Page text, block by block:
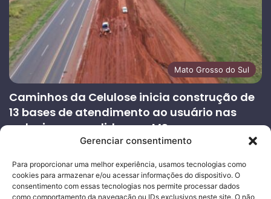
Gerenciar consentimento
Para proporcionar uma melhor experiência, usamos tecnologias como
cookies para armazenar e/ou acessar informações do dispositivo. O
consentimento com essas tecnologias nos permite processar dados
como comportamento da navegação ou IDs exclusivos neste site. O não
Mato Grosso do Sul
Caminhos da Celulose inicia construção de
13 bases de atendimento ao usuário nas
rodovias concedidas em MS
Página
anterior
Próxima
página